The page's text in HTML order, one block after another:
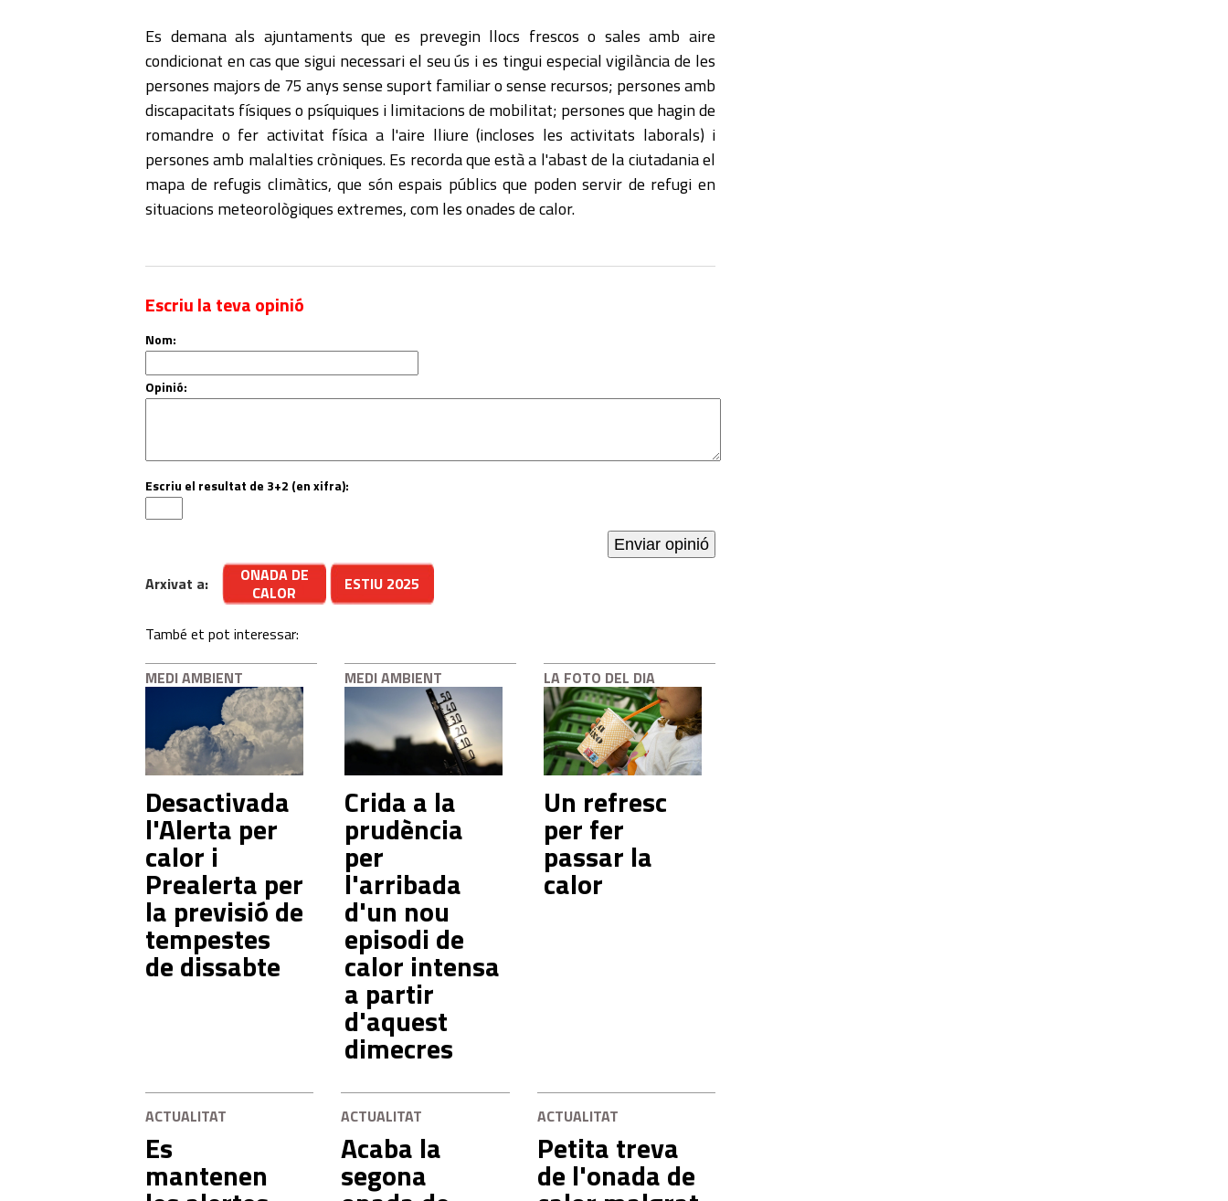
Es demana als ajuntaments que es prevegin llocs frescos o sales amb aire
condicionat en cas que sigui necessari el seu ús i es tingui especial vigilància de les
persones majors de 75 anys sense suport familiar o sense recursos; persones amb
discapacitats físiques o psíquiques i limitacions de mobilitat; persones que hagin de
romandre o fer activitat física a l'aire lliure (incloses les activitats laborals) i
persones amb malalties cròniques. Es recorda que està a l'abast de la ciutadania el
mapa de refugis climàtics, que són espais públics que poden servir de refugi en
situacions meteorològiques extremes, com les onades de calor.
Escriu la teva opinió
Nom:
Opinió:
Escriu el resultat de 3+2 (en xifra):
Arxivat a:
ONADA DE
CALOR
ESTIU 2025
També et pot interessar:
MEDI AMBIENT
Desactivada
l'Alerta per
calor i
Prealerta per
la previsió de
tempestes
de dissabte
MEDI AMBIENT
Crida a la
prudència
per
l'arribada
d'un nou
episodi de
calor intensa
a partir
d'aquest
dimecres
LA FOTO DEL DIA
Un refresc
per fer
passar la
calor
ACTUALITAT
Es
mantenen
ACTUALITAT
Acaba la
segona
ACTUALITAT
Petita treva
de l'onada de